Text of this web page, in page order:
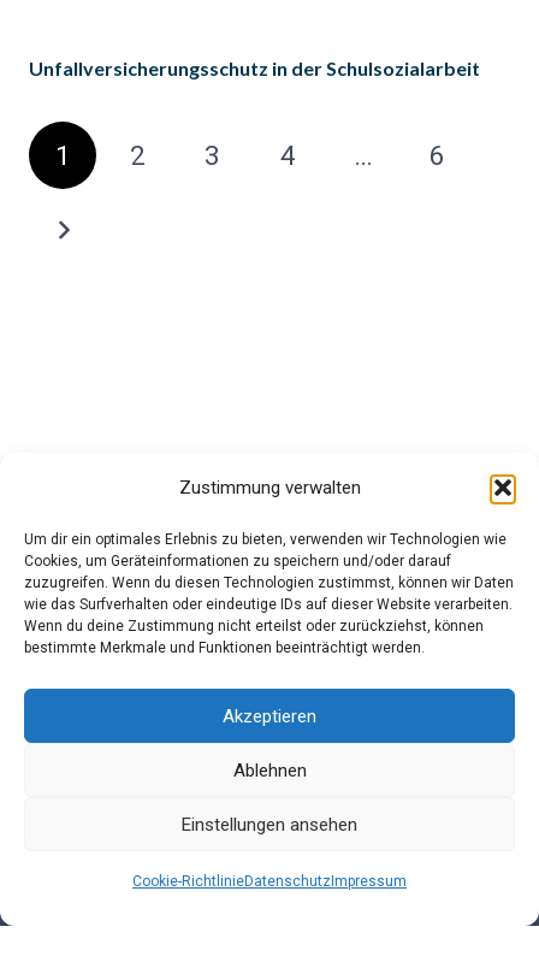
Zustimmung verwalten
Um dir ein optimales Erlebnis zu bieten, verwenden wir Technologien wie
Cookies, um Geräteinformationen zu speichern und/oder darauf
zuzugreifen. Wenn du diesen Technologien zustimmst, können wir Daten
wie das Surfverhalten oder eindeutige IDs auf dieser Website verarbeiten.
Wenn du deine Zustimmung nicht erteilst oder zurückziehst, können
bestimmte Merkmale und Funktionen beeinträchtigt werden.
Akzeptieren
Ablehnen
Einstellungen ansehen
Cookie-RichtlinieDatenschutz Impressum
Unfallversicherungsschutz in der Schulsozialarbeit
1 2 3 4 … 6
Datenschutz
AGB